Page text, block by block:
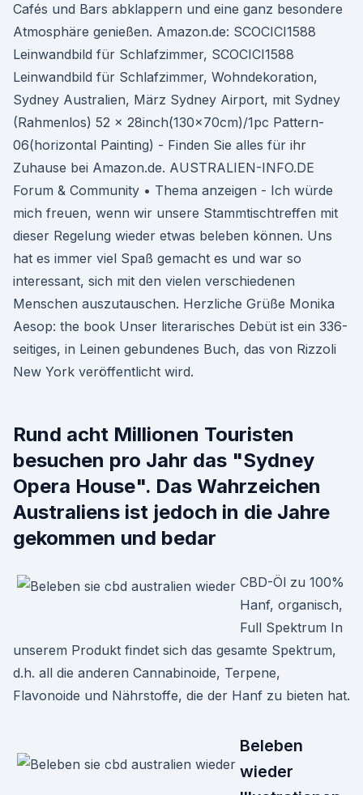
Cafés und Bars abklappern und eine ganz besondere
Atmosphäre genießen. Amazon.de: SCOCICI1588
Leinwandbild für Schlafzimmer, SCOCICI1588
Leinwandbild für Schlafzimmer, Wohndekoration,
Sydney Australien, März Sydney Airport, mit Sydney
(Rahmenlos) 52 x 28inch(130x70cm)/1pc Pattern-
06(horizontal Painting) - Finden Sie alles für ihr
Zuhause bei Amazon.de. AUSTRALIEN-INFO.DE
Forum & Community • Thema anzeigen - Ich würde
mich freuen, wenn wir unsere Stammtischtreffen mit
dieser Regelung wieder etwas beleben können. Uns
hat es immer viel Spaß gemacht es und war so
interessant, sich mit den vielen verschiedenen
Menschen auszutauschen. Herzliche Grüße Monika
Aesop: the book Unser literarisches Debüt ist ein 336-
seitiges, in Leinen gebundenes Buch, das von Rizzoli
New York veröffentlicht wird.
Rund acht Millionen Touristen
besuchen pro Jahr das "Sydney
Opera House". Das Wahrzeichen
Australiens ist jedoch in die Jahre
gekommen und bedar
CBD-Öl zu 100%
Hanf, organisch,
Full Spektrum In
unserem Produkt findet sich das gesamte Spektrum,
d.h. all die anderen Cannabinoide, Terpene,
Flavonoide und Nährstoffe, die der Hanf zu bieten hat.
Beleben
wieder